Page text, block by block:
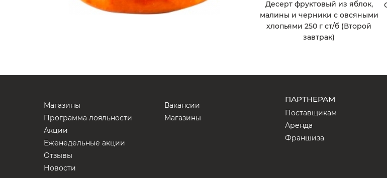
Десерт фруктовый из яблок,
малины и черники с овсяными
хлопьями 250 г ст/б (Второй
завтрак)
Магазины
Программа лояльности
Акции
Еженедельные акции
Отзывы
Новости
Вакансии
Магазины
ПАРТНЕРАМ
Поставщикам
Аренда
Франшиза